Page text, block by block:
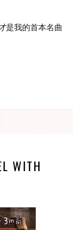
是我的首本名曲
WITH